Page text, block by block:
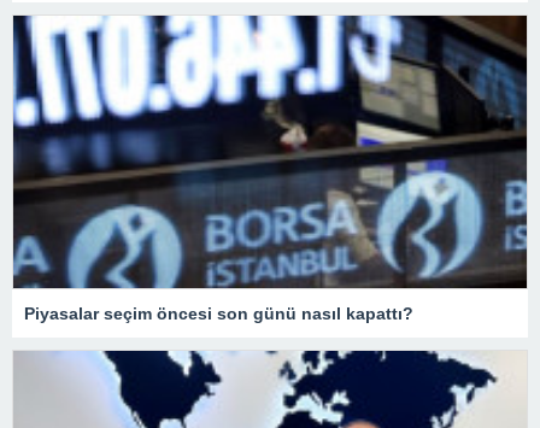
Piyasalar seçim öncesi son günü nasıl kapattı?